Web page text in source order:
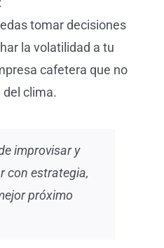
tomar decisiones
la volatilidad a tu
cafetera que no
clima.
improvisar y
con estrategia,
próximo